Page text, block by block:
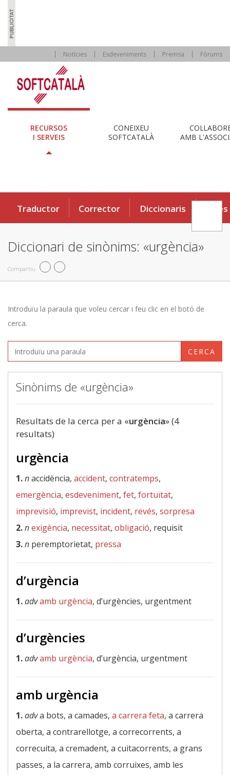
Notícies Esdeveniments Premsa Fòrums
RECURSOS
I SERVEIS
CONEIXEU
SOFTCATALÀ
AMB
Traductor Corrector Diccionaris Eines
Diccionari de sinònims: «urgència»
Compartiu
Introduïu la paraula que voleu cercar i feu clic en el botó de
cerca.
CERCA
Sinònims de «urgència»
Resultats de la cerca per a «urgència» (4
resultats)
urgència
1.naccidència, accident, contratemps,
emergència, esdeveniment, fet, fortuïtat,
imprevisió, imprevist, incident, revés, sorpresa
2.nexigència, necessitat, obligació, requisit
3.n peremptorietat, pressa
d’urgència
1.advamb urgència, d’urgències, urgentment
d’urgències
1.advamb urgència, d’urgència, urgentment
amb urgència
1.adva bots, a camades, a carrera feta, a carrera
oberta, a contrarellotge, a correcorrents, a
correcuita, a cremadent, a cuitacorrents, a grans
passes, a la carrera, amb corruixes, amb les